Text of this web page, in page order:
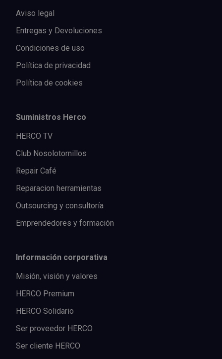
Aviso legal
Entregas y Devoluciones
Condiciones de uso
Política de privacidad
Política de cookies
Suministros Herco
HERCO TV
Club Nosolotornillos
Repair Café
Reparacion herramientas
Outsourcing y consultoría
Emprendedores y formación
Información corporativa
Misión, visión y valores
HERCO Premium
HERCO Solidario
Ser proveedor HERCO
Ser cliente HERCO